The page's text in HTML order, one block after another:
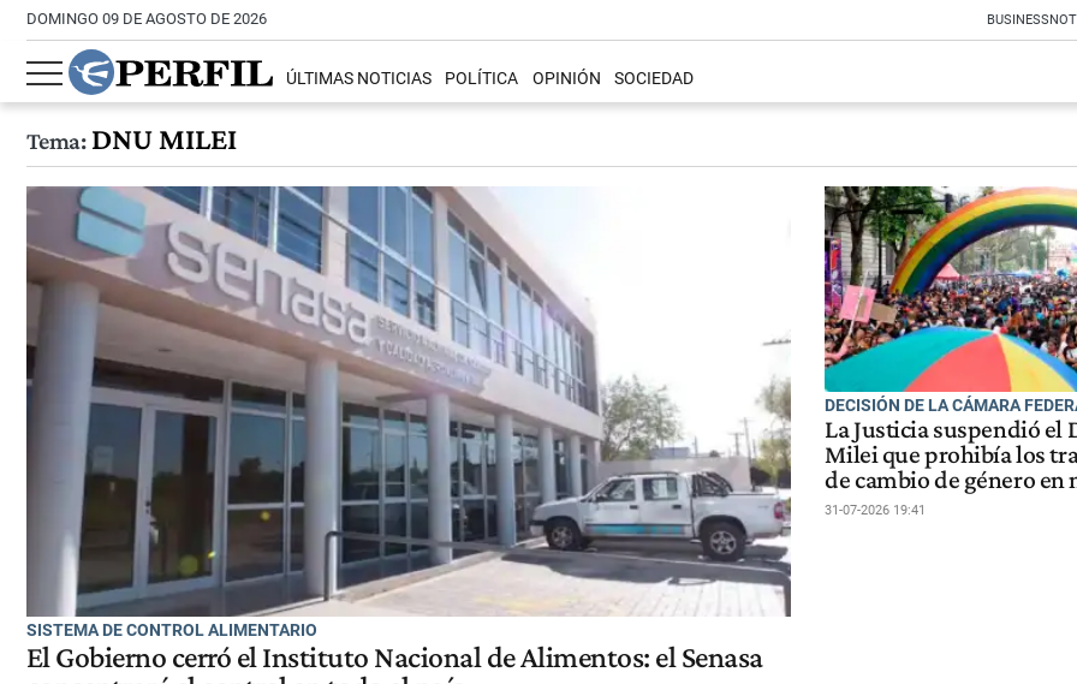
DOMINGO 09 DE AGOSTO DE 2026 BUSINESS
ÚLTIMAS NOTICIAS POLÍTICA OPINIÓN SOCIEDAD
Tema:DNU MILEI
SISTEMA DE CONTROL ALIMENTARIO
El Gobierno cerró el Instituto Nacional de Alimentos: el Senasa
DECISIÓN DE LA CÁMARA
La Justicia suspendió el
Milei que prohibía los
de cambio de género en
31-07-2026 19:41